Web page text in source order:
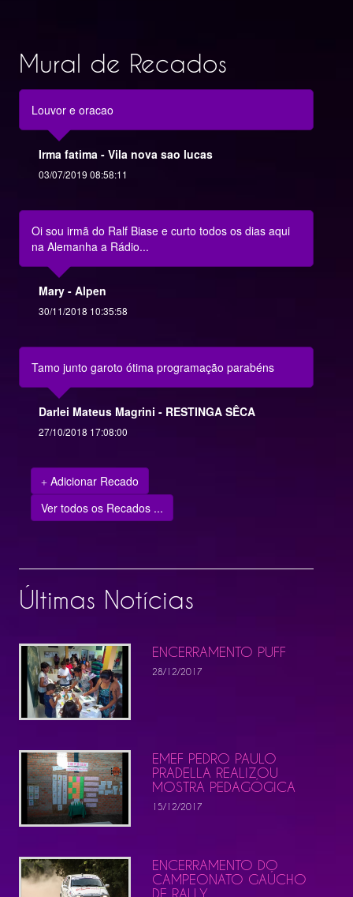
Mural de Recados
Louvor e oracao
Irma fatima - Vila nova sao lucas
03/07/2019 08:58:11
Oi sou irmã do Ralf Biase e curto todos os dias aqui
na Alemanha a Rádio...
Mary - Alpen
30/11/2018 10:35:58
Tamo junto garoto ótima programação parabéns
Darlei Mateus Magrini - RESTINGA SÊCA
27/10/2018 17:08:00
Adicionar Recado
Ver todos os Recados ...
Últimas Notícias
ENCERRAMENTO PUFF
28/12/2017
EMEF PEDRO PAULO
PRADELLA REALIZOU
MOSTRA PEDAGÓGICA
15/12/2017
ENCERRAMENTO DO
CAMPEONATO GAÚCHO
DE RALLY